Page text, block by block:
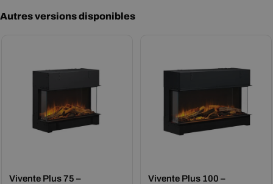
Autres versions disponibles
Vivente Plus 75 –
Vivente Plus 100 –